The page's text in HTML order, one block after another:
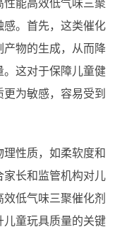
能高效低气味三聚
。首先，这类催化
产物的生成，从而降
这对于保障儿童健
为敏感，容易受到
性质，如柔软度和
家长和监管机构对儿
低气味三聚催化剂
儿童玩具质量的关键